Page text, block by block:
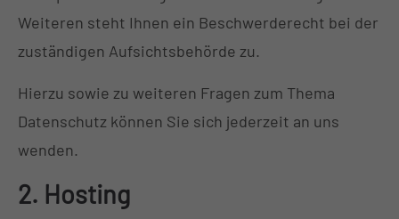
Weiteren steht Ihnen ein Beschwerderecht bei der
zuständigen Aufsichtsbehörde zu.
Hierzu sowie zu weiteren Fragen zum Thema
Datenschutz können Sie sich jederzeit an uns
wenden.
2. Hosting